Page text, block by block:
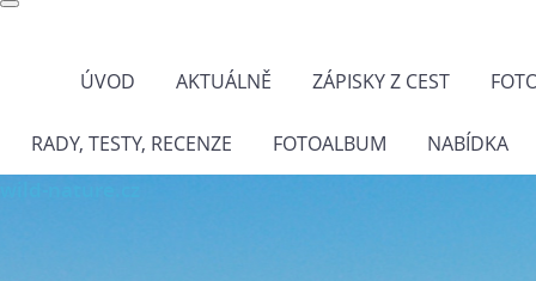
ÚVOD AKTUÁLNĚ ZÁPISKY Z CEST
RADY, TESTY, RECENZE FOTOALBUM NABÍDKA